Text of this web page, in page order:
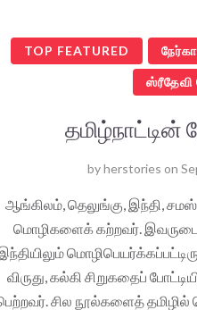
TOP FEATURED
byherstories on
ஆங்கிலம், தெலுங்கு, இந்தி,
மொழிகளைக் கற்றவர்.
விருது, கல்கி சிறுகதைப்
சில நூல்களைத் தமிழில்